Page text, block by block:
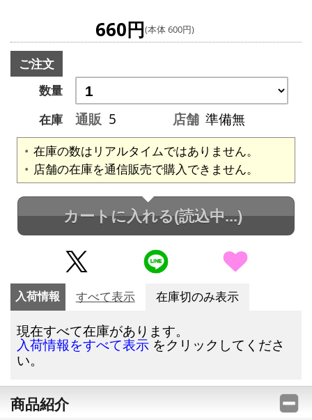
660円(本体 600円)
ご注文
数量
在庫
通販 5 店舗 準備無
在庫の数はリアルタイムではありません。
店舗の在庫を通信販売で購入できません。
カートに入れる(読込中...)
入荷情報 すべて表示 在庫切のみ表示
現在すべて在庫があります。
入荷情報をすべて表示 をクリックしてくださ
い。
商品紹介